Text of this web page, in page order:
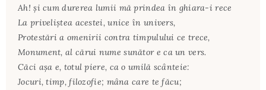
Ah! și cum durerea lumii mă prindea în ghiara-i rece
La priveliștea acestei, unice în univers,
Protestări a omenirii contra timpulului ce trece,
Monument, al cărui nume sunător e ca un vers.
Căci așa e, totul piere, ca o umilă scânteie:
Jocuri, timp, filozofie; mâna care te făcu;